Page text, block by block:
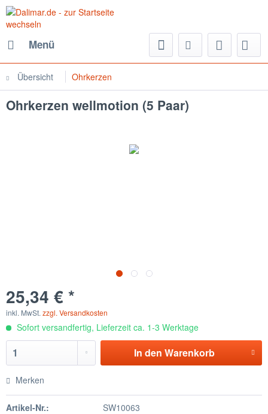
Menü
Übersicht Ohrkerzen
Ohrkerzen wellmotion (5 Paar)
25,34 € *
inkl. MwSt. zzgl. Versandkosten
Sofort versandfertig, Lieferzeit ca. 1-3 Werktage
In den Warenkorb
Merken
Artikel-Nr.: SW10063